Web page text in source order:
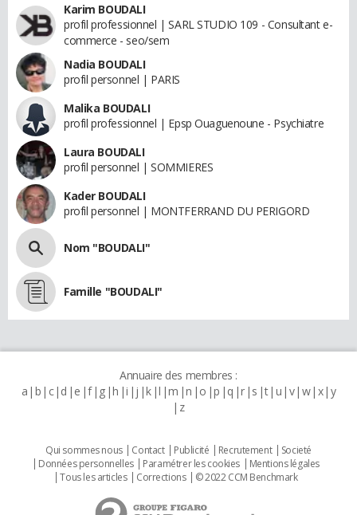
Karim BOUDALI
profil professionnel | SARL STUDIO 109 - Consultant e-
commerce - seo/sem
Nadia BOUDALI
profil personnel | PARIS
Malika BOUDALI
profil professionnel | Epsp Ouaguenoune - Psychiatre
Laura BOUDALI
profil personnel | SOMMIERES
Kader BOUDALI
profil personnel | MONTFERRAND DU PERIGORD
Nom "BOUDALI"
Famille "BOUDALI"
Annuaire des membres :
a b c d e f g h i j k l m n o p q r s t u v w x y
z
Qui sommes nous Contact Publicité Recrutement
Societé
Données personnelles
Paramétrer les cookies
Mentions légales
Tous les articles
Corrections © 2022 CCM Benchmark